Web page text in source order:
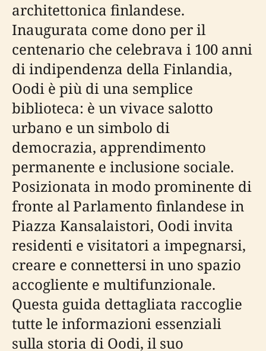
architettonica finlandese.
Inaugurata come dono per il
centenario che celebrava i 100 anni
di indipendenza della Finlandia,
Oodi è più di una semplice
biblioteca: è un vivace salotto
urbano e un simbolo di
democrazia, apprendimento
permanente e inclusione sociale.
Posizionata in modo prominente di
fronte al Parlamento finlandese in
Piazza Kansalaistori, Oodi invita
residenti e visitatori a impegnarsi,
creare e connettersi in uno spazio
accogliente e multifunzionale.
Questa guida dettagliata raccoglie
tutte le informazioni essenziali
sulla storia di Oodi, il suo